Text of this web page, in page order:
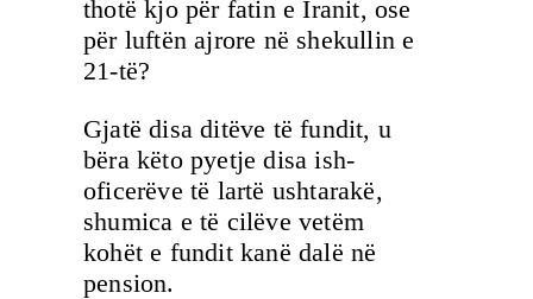
thotë kjo për fatin e Iranit, ose
për luftën ajrore në shekullin e
21-të?
Gjatë disa ditëve të fundit, u
bëra këto pyetje disa ish-
oficerëve të lartë ushtarakë,
shumica e të cilëve vetëm
kohët e fundit kanë dalë në
pension.